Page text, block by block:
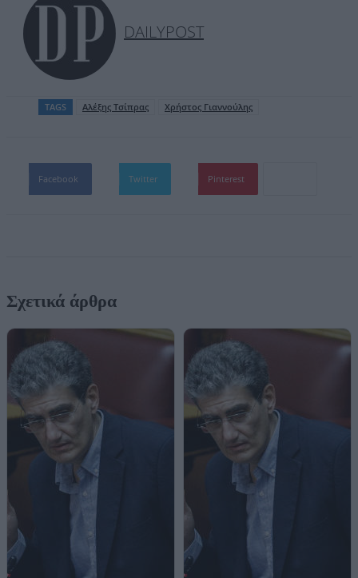
DAILYPOST
TAGS Aλέξης Τσίπρας Χρήστος Γιαννούλης
Facebook Twitter Pinterest
Σχετικά άρθρα